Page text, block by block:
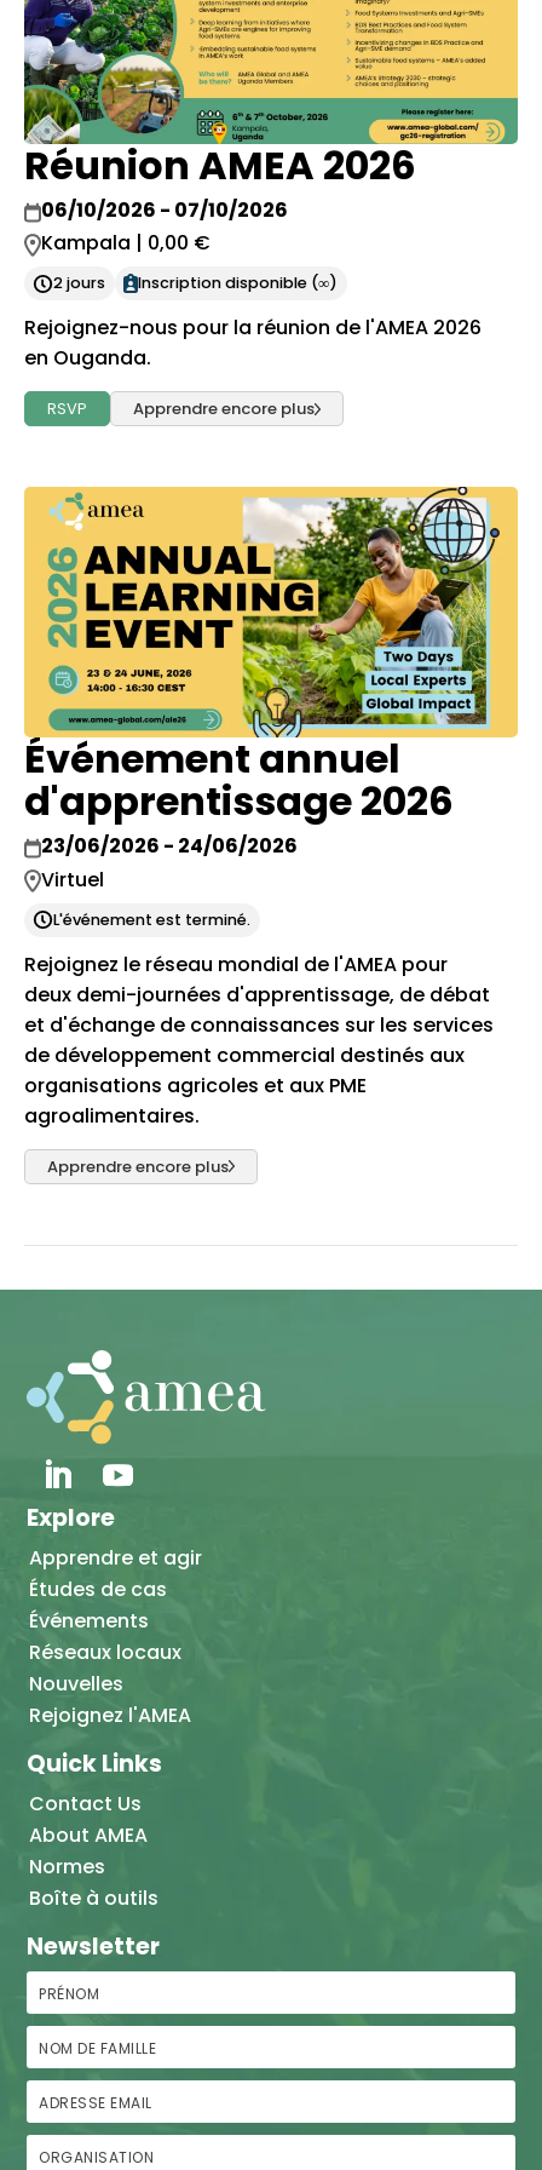
Réunion AMEA 2026
06/10/2026 - 07/10/2026
Kampala | 0,00 €
2 jours Inscription disponible (∞)
Rejoignez-nous pour la réunion de l'AMEA 2026
en Ouganda.
RSVP Apprendre encore plus
Événement annuel
d'apprentissage 2026
23/06/2026 - 24/06/2026
Virtuel
L'événement est terminé.
Rejoignez le réseau mondial de l'AMEA pour
deux demi-journées d'apprentissage, de débat
et d'échange de connaissances sur les services
de développement commercial destinés aux
organisations agricoles et aux PME
agroalimentaires.
Apprendre encore plus
Explore
Apprendre et agir
Études de cas
Événements
Réseaux locaux
Nouvelles
Rejoignez l'AMEA
Quick Links
Contact Us
About AMEA
Normes
Boîte à outils
Newsletter
Prénom
Nom de famille
Adresse email
Organisation